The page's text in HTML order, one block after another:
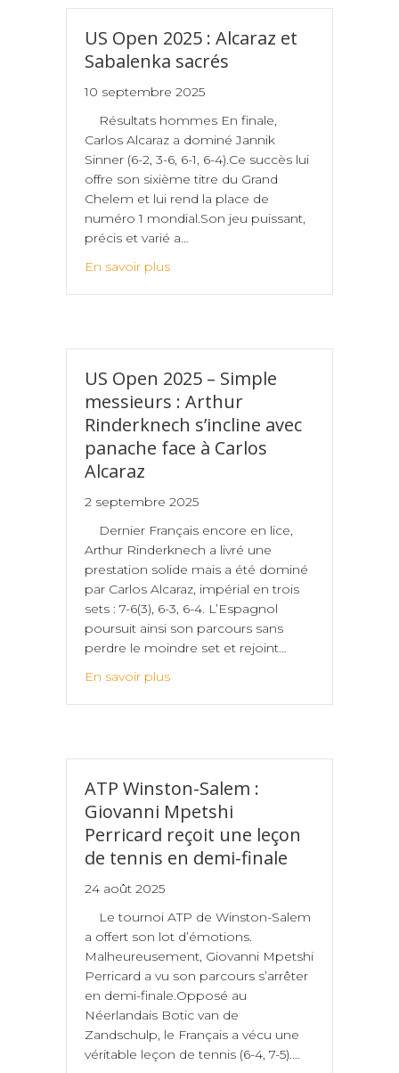
US Open 2025 : Alcaraz et
Sabalenka sacrés
10 septembre 2025
Résultats hommes En finale,
Carlos Alcaraz a dominé Jannik
Sinner (6-2, 3-6, 6-1, 6-4).Ce succès lui
offre son sixième titre du Grand
Chelem et lui rend la place de
numéro 1 mondial.Son jeu puissant,
précis et varié a…
En savoir plus
US Open 2025 – Simple
messieurs : Arthur
Rinderknech s’incline avec
panache face à Carlos
Alcaraz
2 septembre 2025
Dernier Français encore en lice,
Arthur Rinderknech a livré une
prestation solide mais a été dominé
par Carlos Alcaraz, impérial en trois
sets : 7-6(3), 6-3, 6-4. L’Espagnol
poursuit ainsi son parcours sans
perdre le moindre set et rejoint…
En savoir plus
ATP Winston-Salem :
Giovanni Mpetshi
Perricard reçoit une leçon
de tennis en demi-finale
24 août 2025
Le tournoi ATP de Winston-Salem
a offert son lot d’émotions.
Malheureusement, Giovanni Mpetshi
Perricard a vu son parcours s’arrêter
en demi-finale.Opposé au
Néerlandais Botic van de
Zandschulp, le Français a vécu une
véritable leçon de tennis (6-4, 7-5).…